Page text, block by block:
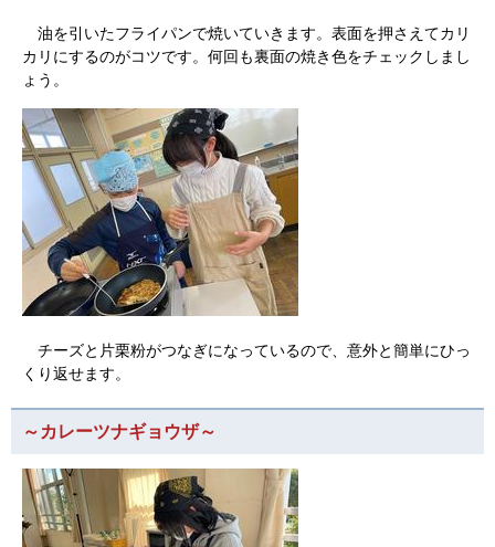
油を引いたフライパンで焼いていきます。表面を押さえてカリ
カリにするのがコツです。何回も裏面の焼き色をチェックしまし
ょう。
チーズと片栗粉がつなぎになっているので、意外と簡単にひっ
くり返せます。
～カレーツナギョウザ～